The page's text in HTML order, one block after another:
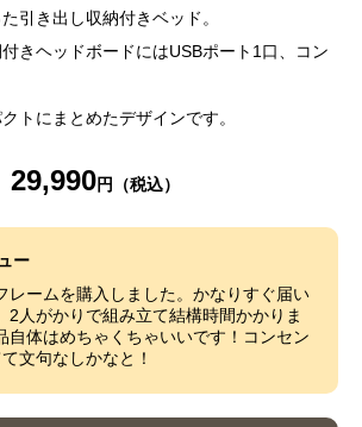
引き出し収納付きベッド。
きヘッドボードにはUSBポート1口、コン
トにまとめたデザインです。
29,990
ー
レームを購入しました。かなりすぐ届い
2人がかりで組み立て結構時間かかりま
自体はめちゃくちゃいいです！コンセン
文句なしかなと！